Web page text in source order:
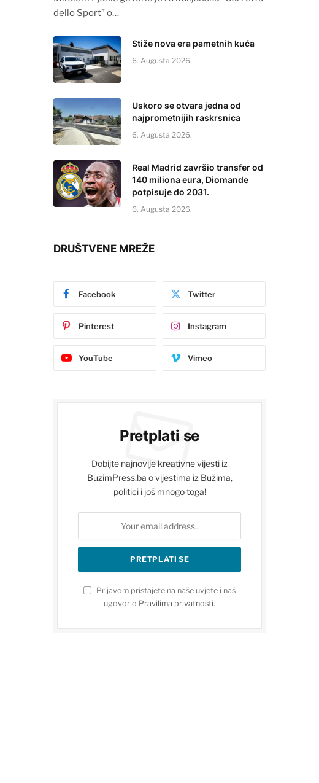
dello Sport” o…
Stiže nova era pametnih kuća
6. Augusta 2026.
Uskoro se otvara jedna od
najprometnijih raskrsnica
6. Augusta 2026.
Real Madrid završio transfer od
140 miliona eura, Diomande
potpisuje do 2031.
6. Augusta 2026.
DRUŠTVENE MREŽE
Facebook Twitter
Pinterest Instagram
YouTube Vimeo
Pretplati se
Dobijte najnovije kreativne vijesti iz
BuzimPress.ba o vijestima iz Bužima,
politici i još mnogo toga!
Prijavom pristajete na naše uvjete i naš
ugovor o Pravilima privatnosti.